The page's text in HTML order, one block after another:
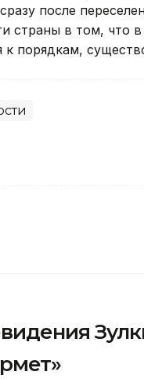
после
страны в том, что
порядкам,